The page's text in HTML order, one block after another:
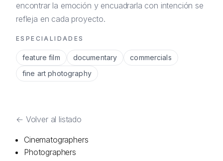
encontrar la emoción y encuadrarla con intención se
refleja en cada proyecto.
ESPECIALIDADES
feature film documentary
commercials
fine art photography
← Volver al listado
Cinematographers
Photographers